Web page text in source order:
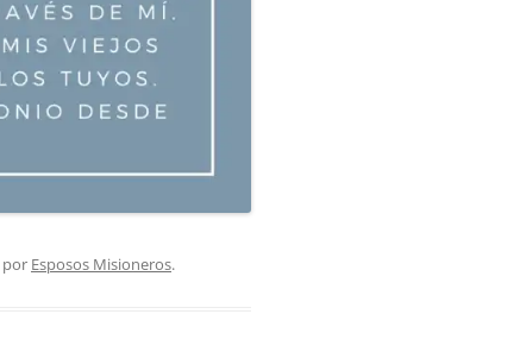
por Esposos Misioneros.